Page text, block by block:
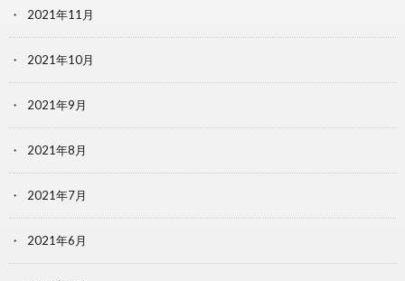
2021年11月
2021年10月
2021年9月
2021年8月
2021年7月
2021年6月